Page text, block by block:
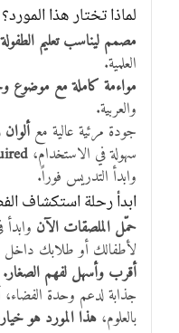
لماذا تختار هذا المورد؟
مصمم ليناسب تعليم الطفولة
العلمية.
مواءمة كاملة مع موضوع
والعربية.
جودة مرئية عالية مع
سهولة في الاستخدام،
وابدأ التدريس فوراً.
ابدأ رحلة استكشاف
حمّل الملصقات الآن
لأطفالك أو طلابك داخل
أقرب وأسهل لفهم الصغار.
جذابة لدعم وحدة الفضاء،
بالعلوم، هذا المورد هو